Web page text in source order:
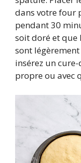
dans votre four
pendant 30
soit doré et que
sont légèrement
insérez un
propre ou avec